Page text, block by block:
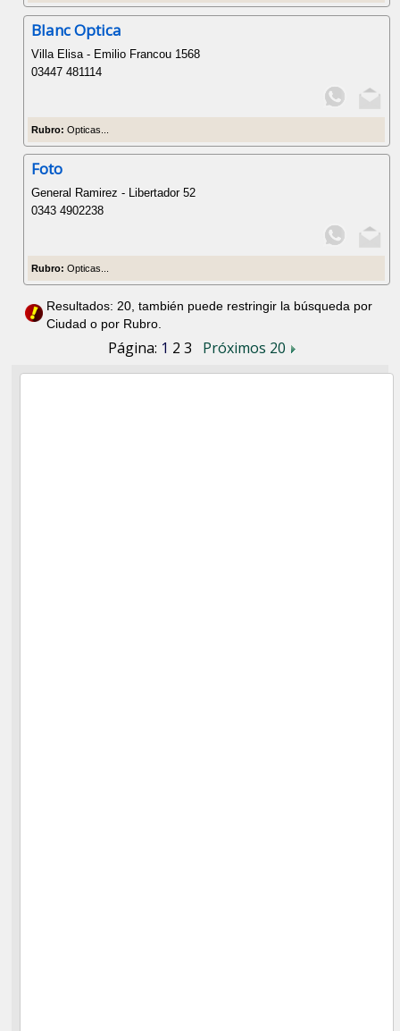
Blanc Optica
Villa Elisa - Emilio Francou 1568
03447 481114
Rubro: Opticas...
Foto
General Ramirez - Libertador 52
0343 4902238
Rubro: Opticas...
Resultados: 20, también puede restringir la búsqueda por
Ciudad o por Rubro.
Página: 1 2 3 Próximos 20